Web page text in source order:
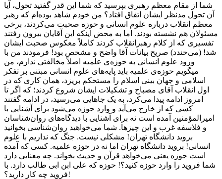
شما از مقام معظم رهبری بپرسید که شما این قدر گفتید تحول، آیا
آن تحول مدنظر ایشان اتفاق افتاد؟ من خودم شاهد بوده‌ام که رهبر
معظم انقلاب درباره علوم انسانی و حوزه صحبت می‌کردند، برخی
مسئولان هم نشسته بودند. اما به محض اینکه این آقایان بیرون رفتند
تفسیری که از کلام رهبرانقلاب کردند کاملاً معکوس صحبت ایشان
شد! (می‌خندد) صریح بیانات آقا واضح و مشخص بود! فرمودند من با
ورود علوم انسانی به حوزه‌ی علمیه اصلاً مخالفتی ندارم، من
میگویم حوزه‌ی علمیه باید پایه‌های علوم انسانی مبتنی بر تفکر
اسلامی و جهان بینی اسلام را مستحکم بریزد، همان کاری که در
اول انقلاب آقای مصباح و تشکیلات ایشان شروع کردند؛ که اگر تا
امروز ادامه پیدا می‌کرد، به یک جاهایی می‌رسید، در ادامه گفتند
کسی که از خارج می‌آید و وارد حوزه می‌شود برای آشنایی با
امیرالمؤمنین آمده است نه برای آشنایی با دیدگاه‌های روان‌شناسان
و فلاسفه غرب و این چیزها. شما می‌خواهید روان‌شناسی بخوانید
بروید دانشگاه تهران! مشکلی نیست. جنگ که نداریم با علوم
انسانی! بروید دانشگاه تهران اما نه در حوزه علمیه. کسی که آمده
است حوزه یعنی می‌خواهد قرآن و حدیث بخواند. چه معنایی دارد
شما فروید را وارد حوزه کنید؟! حوزه که علی ابن ابی طالب دارد. با
فروید چه کار دارید؟!